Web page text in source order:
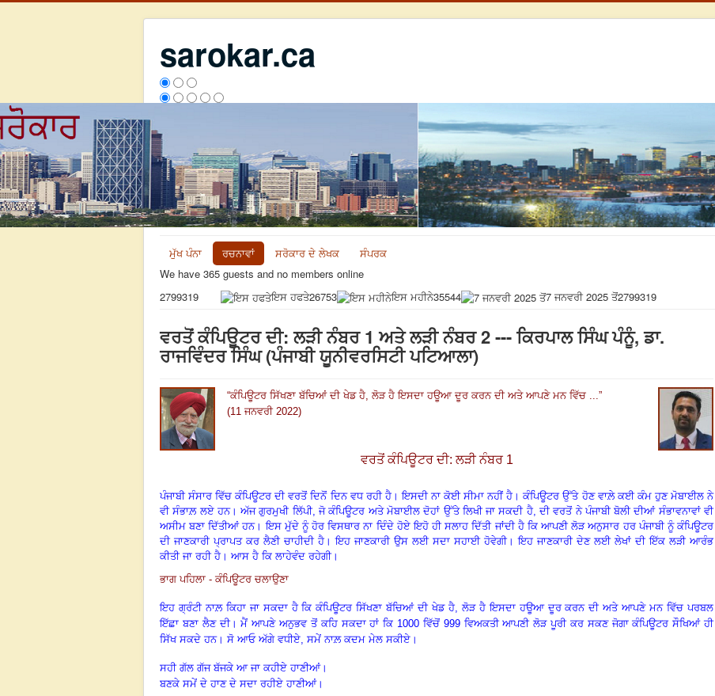
sarokar.ca
ਮੁੱਖ ਪੰਨਾ ਰਚਨਾਵਾਂ ਸਰੋਕਾਰ ਦੇ ਲੇਖਕ
ਸੰਪਰਕ
We have 365 guests and no members online
2799319
ਇਸ ਹਫਤੇ26753 ਇਸ ਮਹੀਨੇ35544 7 ਜਨਵਰੀ 2025 ਤੋਂ2799319
ਵਰਤੋਂ ਕੰਪਿਊਟਰ ਦੀ: ਲੜੀ ਨੰਬਰ 1 ਅਤੇ ਲੜੀ ਨੰਬਰ 2 --- ਕਿਰਪਾਲ ਸਿੰਘ ਪੰਨੂੰ, ਡਾ.
ਰਾਜਵਿੰਦਰ ਸਿੰਘ (ਪੰਜਾਬੀ ਯੂਨੀਵਰਸਿਟੀ ਪਟਿਆਲਾ)
“ਕੰਪਿਊਟਰ ਸਿੱਖਣਾ ਬੱਚਿਆਂ ਦੀ ਖੇਡ ਹੈ ਲੋੜ ਹੈ ਇਸਦਾ ਹਊਆ ਦੂਰ ਕਰਨ ਦੀ ਅਤੇ ਆਪਣੇ ਮਨ ਵਿੱਚ ... ”
(11 ਜਨਵਰੀ 2022)
ਵਰਤੋਂ ਕੰਪਿਊਟਰ ਦੀ: ਲੜੀ ਨੰਬਰ 1
ਪੰਜਾਬੀ ਸੰਸਾਰ ਵਿੱਚ ਕੰਪਿਊਟਰ ਦੀ ਵਰਤੋਂ ਦਿਨੋਂ ਦਿਨ ਵਧ ਰਹੀ ਹੈ। ਇਸਦੀ ਨਾ ਕੋਈ ਸੀਮਾ ਨਹੀਂ ਹੈ। ਕੰਪਿਊਟਰ ਉੱਤੇ ਹੋਣ ਵਾਲ਼ੇ ਕਈ ਕੰਮ ਹੁਣ ਮੋਬਾਈਲ ਨੇ
ਵੀ ਸੰਭਾਲ਼ ਲਏ ਹਨ। ਅੱਜ ਗੁਰਮੁਖੀ ਲਿੱਪੀ,ਜੋ ਕੰਪਿਊਟਰ ਅਤੇ ਮੋਬਾਈਲ ਦੋਹਾਂ ਉੱਤੇ ਲਿਖੀ ਜਾ ਸਕਦੀ ਹੈ, ਦੀ ਵਰਤੋਂ ਨੇ ਪੰਜਾਬੀ ਬੋਲੀ ਦੀਆਂ ਸੰਭਾਵਨਾਵਾਂ ਵੀ
ਅਸੀਮ ਬਣਾ ਦਿੱਤੀਆਂ ਹਨ। ਇਸ ਮੁੱਦੇ ਨੂੰ ਹੋਰ ਵਿਸਥਾਰ ਨਾ ਦਿੰਦੇ ਹੋਏ ਇਹੋ ਹੀ ਸਲਾਹ ਦਿੱਤੀ ਜਾਂਦੀ ਹੈ ਕਿ ਆਪਣੀ ਲੋੜ ਅਨੁਸਾਰ ਹਰ ਪੰਜਾਬੀ ਨੂੰ ਕੰਪਿਊਟਰ
ਦੀ ਜਾਣਕਾਰੀ ਪ੍ਰਾਪਤ ਕਰ ਲੈਣੀ ਚਾਹੀਦੀ ਹੈ। ਇਹ ਜਾਣਕਾਰੀ ਉਸ ਲਈ ਸਦਾ ਸਹਾਈ ਹੋਵੇਗੀ। ਇਹ ਜਾਣਕਾਰੀ ਦੇਣ ਲਈ ਲੇਖਾਂ ਦੀ ਇੱਕ ਲੜੀ ਆਰੰਭ
ਕੀਤੀ ਜਾ ਰਹੀ ਹੈ। ਆਸ ਹੈ ਕਿ ਲਾਹੇਵੰਦ ਰਹੇਗੀ।
ਭਾਗ ਪਹਿਲਾ - ਕੰਪਿਊਟਰ ਚਲਾਉਣਾ
ਇਹ ਗ੍ਰੰਟੀ ਨਾਲ਼ ਕਿਹਾ ਜਾ ਸਕਦਾ ਹੈ ਕਿ ਕੰਪਿਊਟਰ ਸਿੱਖਣਾ ਬੱਚਿਆਂ ਦੀ ਖੇਡ ਹੈ, ਲੋੜ ਹੈ ਇਸਦਾ ਹਊਆ ਦੂਰ ਕਰਨ ਦੀ ਅਤੇ ਆਪਣੇ ਮਨ ਵਿੱਚ ਪਰਬਲ
ਇੱਛਾ ਬਣਾ ਲੈਣ ਦੀ। ਮੈਂ ਆਪਣੇ ਅਨੁਭਵ ਤੋਂ ਕਹਿ ਸਕਦਾ ਹਾਂ ਕਿ 1000 ਵਿੱਚੋਂ 999 ਵਿਅਕਤੀ ਆਪਣੀ ਲੋੜ ਪੂਰੀ ਕਰ ਸਕਣ ਜੋਗਾ ਕੰਪਿਊਟਰ ਸੌਖਿਆਂ ਹੀ
ਸਿੱਖ ਸਕਦੇ ਹਨ। ਸੋ ਆਓ ਅੱਗੇ ਵਧੀਏ ਸਮੇਂ ਨਾਲ਼ ਕਦਮ ਮੇਲ ਸਕੀਏ।
ਸਹੀ ਗੱਲ ਗੱਜ ਬੱਜਕੇ ਆ ਜਾ ਕਹੀਏ ਹਾਣੀਆਂ।
ਬਣਕੇ ਸਮੇਂ ਦੇ ਹਾਣ ਦੇ ਸਦਾ ਰਹੀਏ ਹਾਣੀਆਂ।